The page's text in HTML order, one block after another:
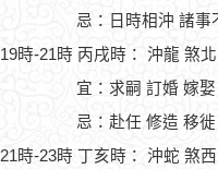
忌：日時相沖 諸事
19時-21時 丙戌時： 沖龍 煞
宜：求嗣 訂婚 嫁
忌：赴任 修造 移
21時-23時 丁亥時： 沖蛇 煞